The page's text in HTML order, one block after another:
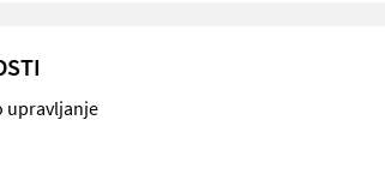
upravljanje